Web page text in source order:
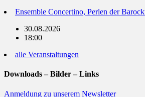
Ensemble Concertino, Perlen der
30.08.2026
18:00
alle Veranstaltungen
Downloads – Bilder – Links
Anmeldung zu unserem Newsletter